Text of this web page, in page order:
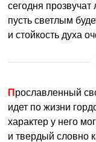
сегодня
пусть светлым
и стойкость духа
Прославленный
идет по жизни
характер у него
и твердый словно